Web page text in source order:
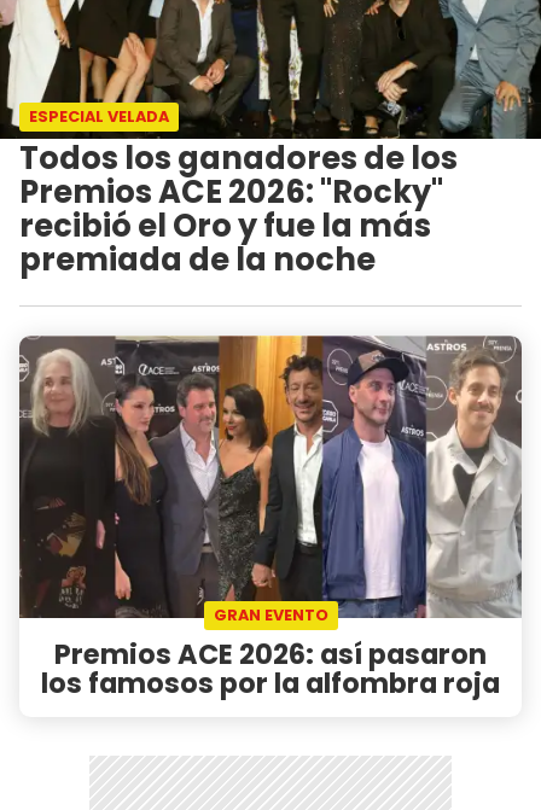
ESPECIAL VELADA
Todos los ganadores de los
Premios ACE 2026: "Rocky"
recibió el Oro y fue la más
premiada de la noche
GRAN EVENTO
Premios ACE 2026: así pasaron
los famosos por la alfombra roja